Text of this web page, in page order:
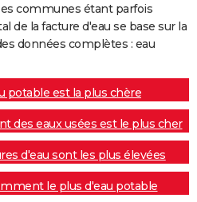
communes étant parfois
de la facture d'eau se base sur la
données complètes : eau
potable est la plus chère
des eaux usées est le plus cher
d'eau sont les plus élevées
le plus d'eau potable